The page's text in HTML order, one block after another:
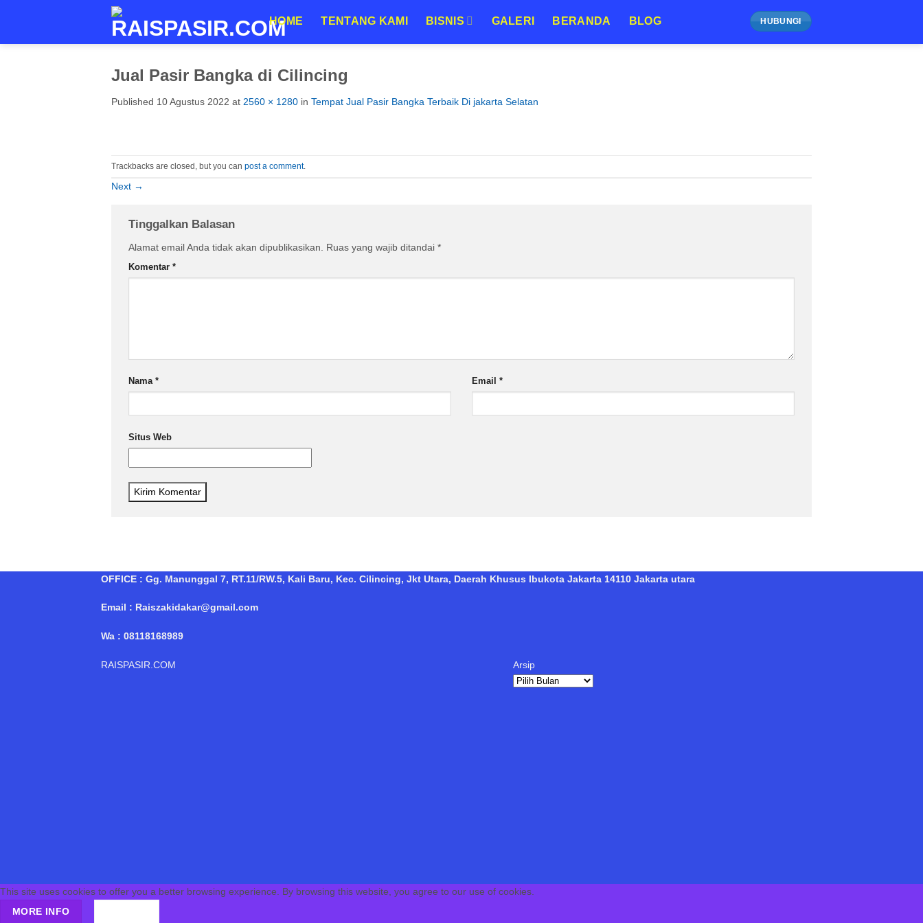
HOME TENTANG KAMI BISNIS GALERI BERANDA BLOG HUBUNGI
Jual Pasir Bangka di Cilincing
Published 10 Agustus 2022 at 2560 × 1280 in Tempat Jual Pasir Bangka Terbaik Di jakarta Selatan
Trackbacks are closed, but you can post a comment.
Next →
Tinggalkan Balasan
Alamat email Anda tidak akan dipublikasikan. Ruas yang wajib ditandai *
Komentar *
Nama * Email *
Situs Web
OFFICE : Gg. Manunggal 7, RT.11/RW.5, Kali Baru, Kec. Cilincing, Jkt Utara, Daerah Khusus Ibukota Jakarta 14110 Jakarta utara
Email : Raiszakidakar@gmail.com
Wa : 08118168989
RAISPASIR.COM Arsip
Arsip
This site uses cookies to offer you a better browsing experience. By browsing this website, you agree to our use of cookies.
MORE INFO